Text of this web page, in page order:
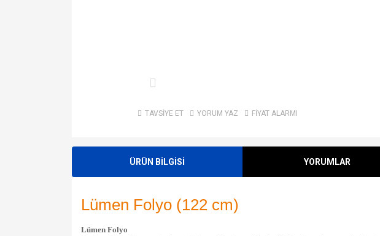
TAVSİYE ET YORUM YAZ FİYAT ALARMI
ÜRÜN BİLGİSİ YORUMLAR
Lümen Folyo (122 cm)
Lümen Folyo